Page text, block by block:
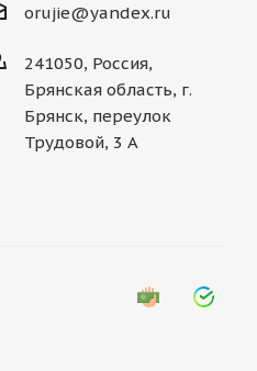
orujie@yandex.ru
241050, Россия,
Брянская область, г.
Брянск, переулок
Трудовой, 3 А